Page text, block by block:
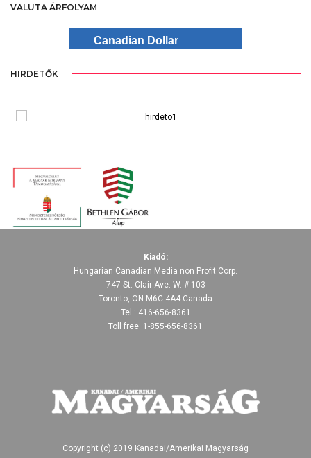
VALUTA ÁRFOLYAM
Canadian Dollar
HIRDETŐK
Kiadó:
Hungarian Canadian Media non Profit Corp.
747 St. Clair Ave. W. # 103
Toronto, ON M6C 4A4 Canada
Tel.: 416-656-8361
Toll free: 1-855-656-8361
Copyright (c) 2019 Kanadai/Amerikai Magyarság